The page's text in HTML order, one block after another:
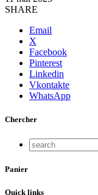
SHARE
Email
X
Facebook
Pinterest
Linkedin
Vkontakte
WhatsApp
Chercher
Panier
Quick links